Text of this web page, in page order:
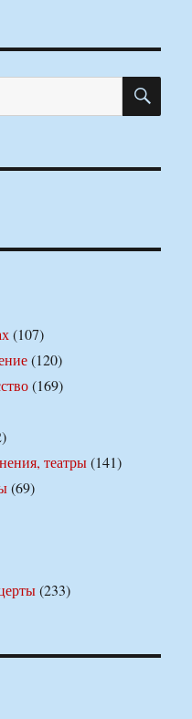
(107)
(120)
(169)
театры(141)
(69)
(233)